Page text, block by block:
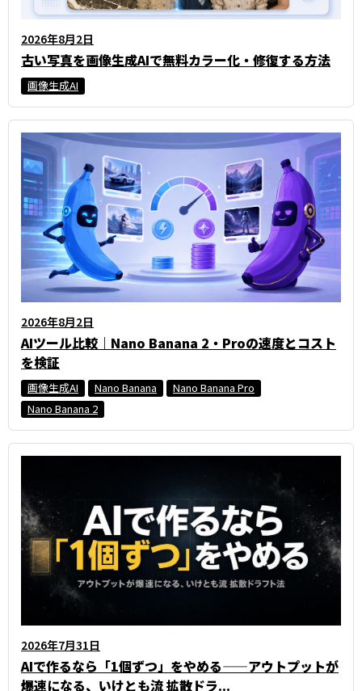
2026年8月2日
古い写真を画像生成AIで無料カラー化・修復する方法
画像生成AI
2026年8月2日
AIツール比較｜Nano Banana 2・Proの速度とコスト
を検証
画像生成AI Nano Banana
Nano Banana Pro
Nano Banana 2
2026年7月31日
AIで作るなら「1個ずつ」をやめる——アウトプットが
爆速になる、いけとも流 拡散ドラ...